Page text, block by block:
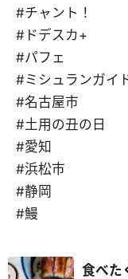
#チャント！
#ドデスカ+
#パフェ
#ミシュランガイ
#名古屋市
#土用の丑の日
#愛知
#浜松市
#静岡
#鰻
食べた